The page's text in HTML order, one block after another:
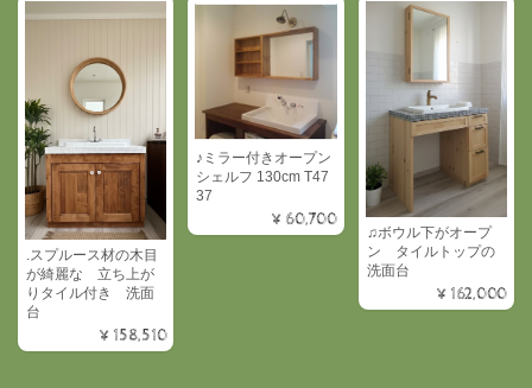
.スプルース材の木目
が綺麗な 立ち上が
りタイル付き 洗面
台
¥158,510
♪ミラー付きオープン
シェルフ 130cm T47
37
¥60,700
♫ボウル下がオープ
ン タイルトップの
洗面台
¥162,000